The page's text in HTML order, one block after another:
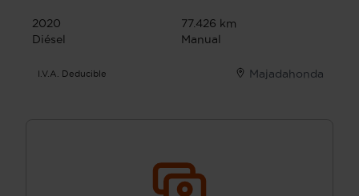
2020
77.426 km
Diésel
Manual
I.V.A. Deducible Majadahonda